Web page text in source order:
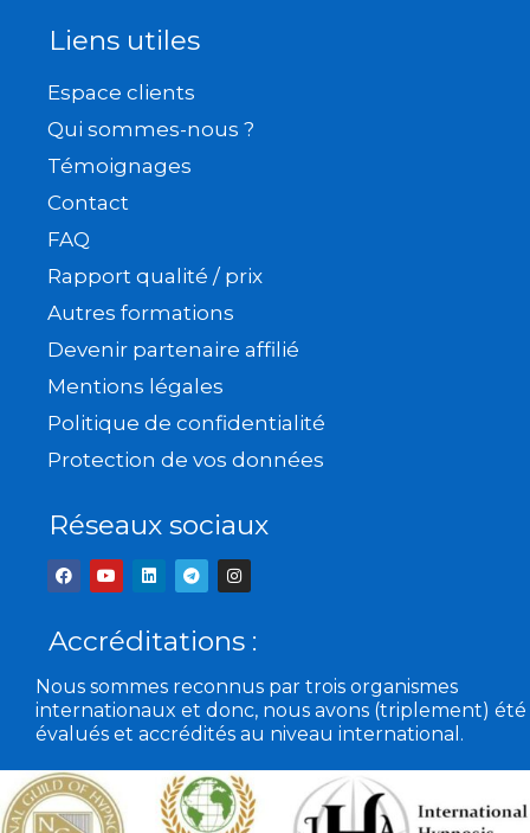
Liens utiles
Espace clients
Qui sommes-nous ?
Témoignages
Contact
FAQ
Rapport qualité / prix
Autres formations
Devenir partenaire affilié
Mentions légales
Politique de confidentialité
Protection de vos données
Réseaux sociaux
F
a
c
b
o
k
Y
o
u
u
b
L
i
e
d
n
T
e
l
g
r
m
I
n
s
a
g
a
m
Accréditations :
Nous sommes reconnus par trois organismes
internationaux et donc, nous avons (triplement) été
évalués et accrédités au niveau international.